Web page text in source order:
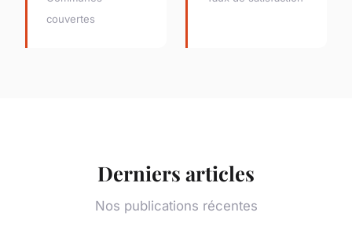
couvertes
Derniers articles
Nos publications récentes